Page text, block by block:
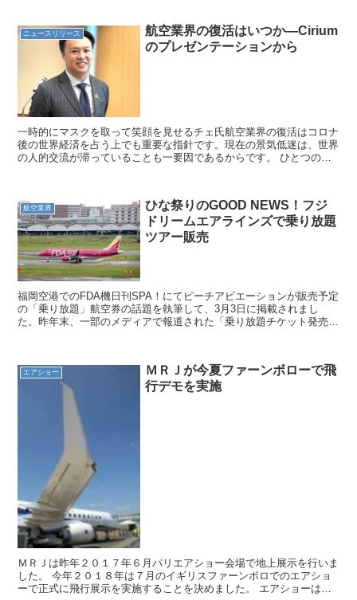
ニュースリリース
航空業界の復活はいつか―Cirium
のプレゼンテーションから
一時的にマスクを取って笑顔を見せるチェ氏航空業界の復活はコロナ
後の世界経済を占う上でも重要な指針です。現在の景気低迷は、世界
の人的交流が滞っていることも一要因であるからです。 ひとつの答
航空業界
ひな祭りのGOOD NEWS！フジ
ドリームエアラインズで乗り放題
ツアー販売
福岡空港でのFDA機日刊SPA！にてピーチアビエーションが販売予定
の「乗り放題」航空券の話題を執筆して、3月3日に掲載されまし
た。昨年末、一部のメディアで報道された「乗り放題チケット発売
エアショー
ＭＲＪが今夏ファーンボローで飛
行デモを実施
ＭＲＪは昨年２０１７年６月パリエアショー会場で地上展示を行いま
した。 今年２０１８年は７月のイギリスファーンボロでのエアショ
ーで正式に飛行展示を実施することを決めました。 エアショーは７